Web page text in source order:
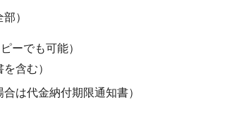
）
ーでも可能）
含む）
は代金納付期限通知書）